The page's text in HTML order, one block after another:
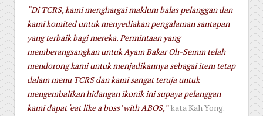
“Di TCRS, kami menghargai maklum balas pelanggan dan
kami komited untuk menyediakan pengalaman santapan
yang terbaik bagi mereka. Permintaan yang
memberangsangkan untuk Ayam Bakar Oh-Semm telah
mendorong kami untuk menjadikannya sebagai item tetap
dalam menu TCRS dan kami sangat teruja untuk
mengembalikan hidangan ikonik ini supaya pelanggan
kami dapat ‘eat like a boss’ with ABOS,”kata Kah Yong.